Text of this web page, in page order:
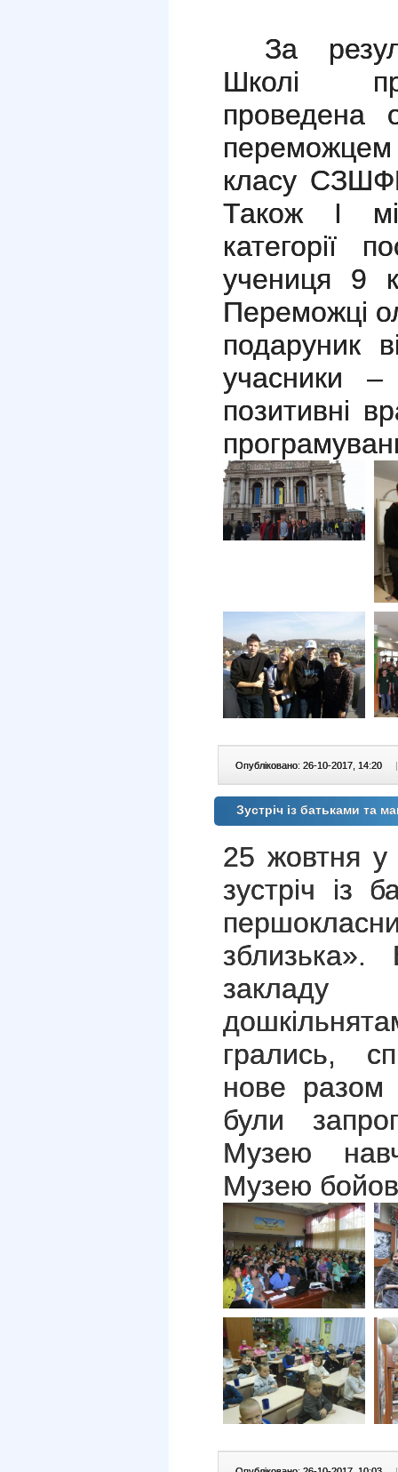
За
Школі
проведена
класу
Також І
категорії
учениця
Переможці
подаруник
учасники –
позитивні
Опубліковано: 26-10-2017, 14:20 |
Зустріч із батьками та
25 жовтня
зустріч із
зблизька».
грались,
нове разом
були
Музею
Музею